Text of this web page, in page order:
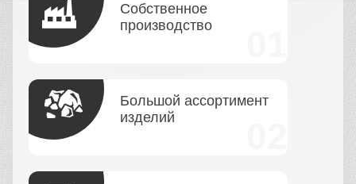
Собственное
производство
Большой ассортимент
изделий